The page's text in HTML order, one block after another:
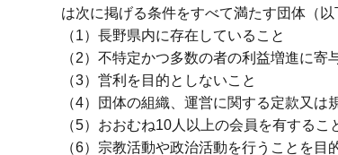
は次に掲げる条件をすべて満たす団体（
（1）長野県内に存在していること
（2）不特定かつ多数の者の利益増進に寄
（3）営利を目的としないこと
（4）団体の組織、運営に関する定款又は
（5）おおむね10人以上の会員を有するこ
（6）宗教活動や政治活動を行うことを目